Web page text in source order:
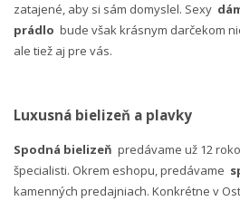
zatajené, aby si sám domyslel. Sexy
prádlo bude však krásnym darčekom
ale tiež aj pre vás.
Luxusná bielizeň a plavky
Spodná bielizeň predávame už 12
špecialisti. Okrem eshopu, predávame
kamenných predajniach. Konkrétne v